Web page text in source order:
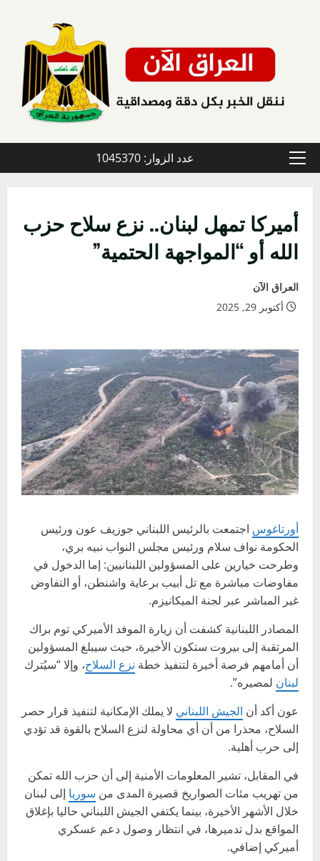
القائمة
عدد الزوار: 1045370
أميركا تمهل لبنان.. نزع سلاح حزب
الله أو “المواجهة الحتمية”
العراق الآن
أكتوبر 29, 2025
أورتاغوس اجتمعت بالرئيس اللبناني جوزيف عون ورئيس
الحكومة نواف سلام ورئيس مجلس النواب نبيه بري،
وطرحت خيارين على المسؤولين اللبنانيين: إما الدخول في
مفاوضات مباشرة مع تل أبيب برعاية واشنطن، أو التفاوض
غير المباشر عبر لجنة الميكانيزم.
المصادر اللبنانية كشفت أن زيارة الموفد الأميركي توم براك
المرتقبة إلى بيروت ستكون الأخيرة، حيث سيبلغ المسؤولين
أن أمامهم فرصة أخيرة لتنفيذ خطة نزع السلاح، وإلا “سيُترك
لبنان لمصيره”.
عون أكد أن الجيش اللبناني لا يملك الإمكانية لتنفيذ قرار حصر
السلاح، محذرا من أن أي محاولة لنزع السلاح بالقوة قد تؤدي
إلى حرب أهلية.
في المقابل، تشير المعلومات الأمنية إلى أن حزب الله تمكن
من تهريب مئات الصواريخ قصيرة المدى من سوريا إلى لبنان
خلال الأشهر الأخيرة، بينما يكتفي الجيش اللبناني حاليا بإغلاق
المواقع بدل تدميرها، في انتظار وصول دعم عسكري
أميركي إضافي.